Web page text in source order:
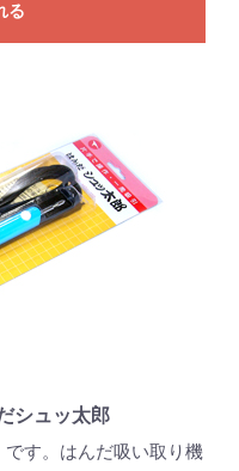
る
シュッ太郎
です。はんだ吸い取り機